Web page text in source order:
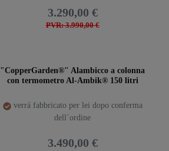
PVR: 3.990,00 €
3.290,00 €
"CopperGarden®" Alambicco a colonna
con termometro Al-Ambik® 150 litri
verrá fabbricato per lei dopo conferma
dell´ordine
3.490,00 €